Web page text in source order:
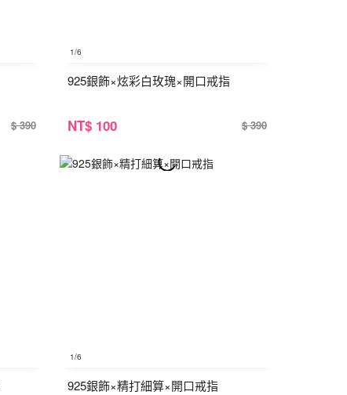
$ 390
1/6
925銀飾×炫彩白玫瑰×開口戒指
NT$ 100 $ 390
1/6
925銀飾×精打細算×開口戒指